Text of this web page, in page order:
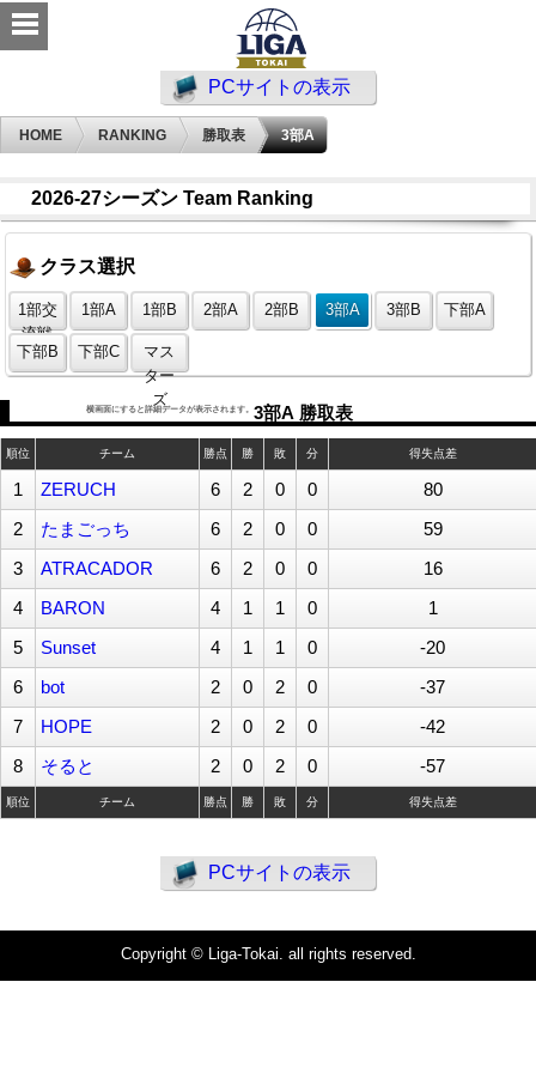
PCサイトの表示
HOME RANKING 勝取表 3部A
2026-27シーズン Team Ranking
クラス選択
1部交
流戦
1部A 1部B 2部A 2部B 3部A 3部B 下部A
下部B 下部C
マス
ター
ズ
3部A 勝取表
横画面にすると詳細データが表示されます。
順位 チーム 勝点 勝 敗 分 得失点差
1 ZERUCH 6 2 0 0 80
2 たまごっち 6 2 0 0 59
3 ATRACADOR 6 2 0 0 16
4 BARON 4 1 1 0 1
5 Sunset 4 1 1 0 -20
6 bot 2 0 2 0 -37
7 HOPE 2 0 2 0 -42
8 そると 2 0 2 0 -57
順位 チーム 勝点 勝 敗 分 得失点差
PCサイトの表示
Copyright © Liga-Tokai. all rights reserved.